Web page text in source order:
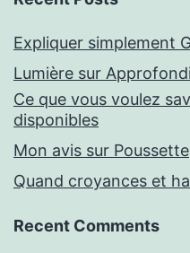
Expliquer simplement
Lumière sur
Ce que vous voulez
disponibles
Mon avis sur Poussette
Quand croyances et
Recent Comments